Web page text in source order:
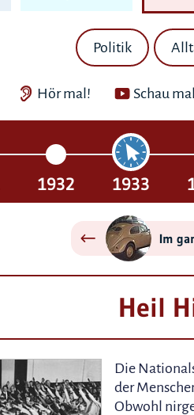
Politik
Hör mal! Schau
1932 1933
Im
Heil
Die
der
Obwohl